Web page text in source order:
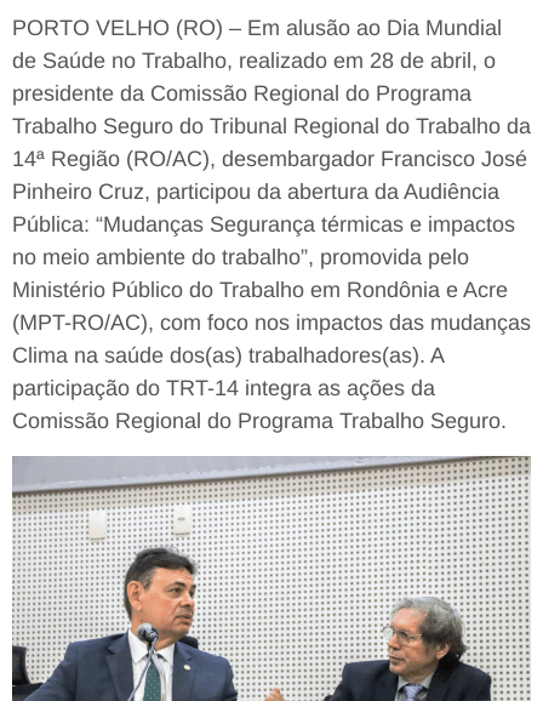
PORTO VELHO (RO) – Em alusão ao Dia Mundial
de Saúde no Trabalho, realizado em 28 de abril, o
presidente da Comissão Regional do Programa
Trabalho Seguro do Tribunal Regional do Trabalho da
14ª Região (RO/AC), desembargador Francisco José
Pinheiro Cruz, participou da abertura da Audiência
Pública: “Mudanças Segurança térmicas e impactos
no meio ambiente do trabalho”, promovida pelo
Ministério Público do Trabalho em Rondônia e Acre
(MPT-RO/AC), com foco nos impactos das mudanças
Clima na saúde dos(as) trabalhadores(as). A
participação do TRT-14 integra as ações da
Comissão Regional do Programa Trabalho Seguro.